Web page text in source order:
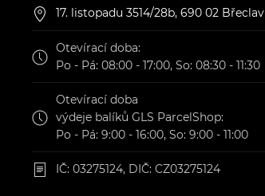
17. listopadu 3514/28b, 690 02 Břeclav
Otevírací doba:
Po - Pá: 08:00 - 17:00, So: 08:30 - 11:30
Otevírací doba
výdeje balíků GLS ParcelShop:
Po - Pá: 9:00 - 16:00, So: 9:00 - 11:00
IČ: 03275124, DIČ: CZ03275124